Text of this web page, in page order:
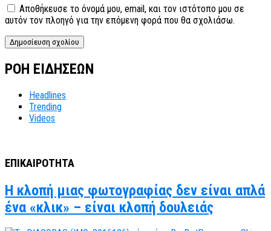
Αποθήκευσε το όνομά μου, email, και τον ιστότοπο μου σε
αυτόν τον πλοηγό για την επόμενη φορά που θα σχολιάσω.
ΡΟΗ ΕΙΔΗΣΕΩΝ
Headlines
Trending
Videos
ΕΠΙΚΑΙΡΟΤΗΤΑ
Η κλοπή μιας φωτογραφίας δεν είναι απλά
ένα «κλικ» – είναι κλοπή δουλειάς